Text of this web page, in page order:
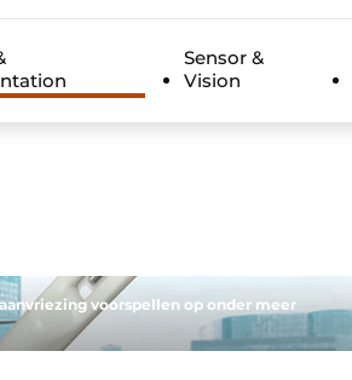
Sensor &
Vision
voorspellen op onder meer